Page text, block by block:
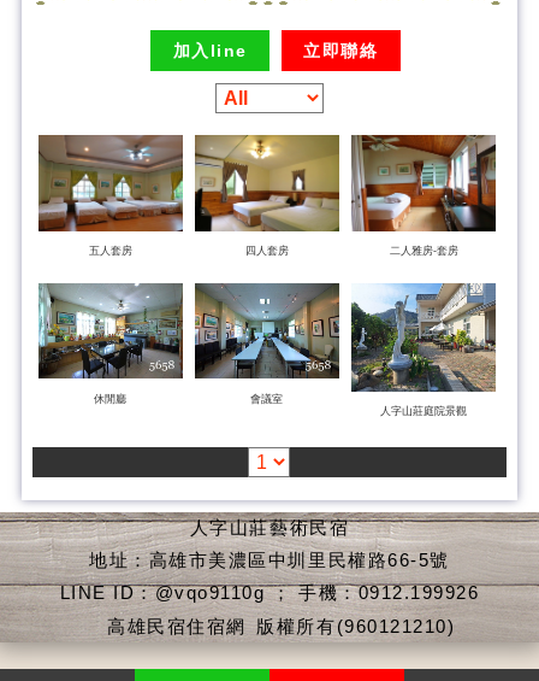
加入line 立即聯絡
五人套房 四人套房 二人雅房-套房
休閒廳
會議室
人字山莊庭院景觀
人字山莊藝術民宿
地址：高雄市美濃區中圳里民權路66-5號
LINE ID：@vqo9110g ； 手機：0912.199926
高雄民宿住宿網 版權所有(960121210)